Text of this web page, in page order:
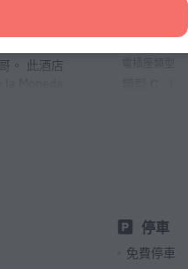
。 此酒店
事實 酒店
電插座類型
停車
免費停車